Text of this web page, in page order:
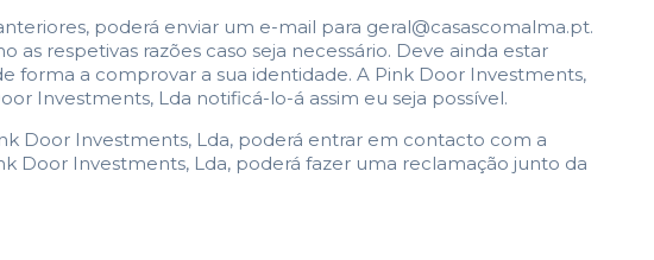
poderá enviar um e-mail para geral@casascomalma.pt.
respetivas razões caso seja necessário. Deve ainda estar
forma a comprovar a sua identidade. A Pink Door Investments,
Investments, Lda notificá-lo-á assim eu seja possível.
Door Investments, Lda, poderá entrar em contacto com a
Door Investments, Lda, poderá fazer uma reclamação junto da